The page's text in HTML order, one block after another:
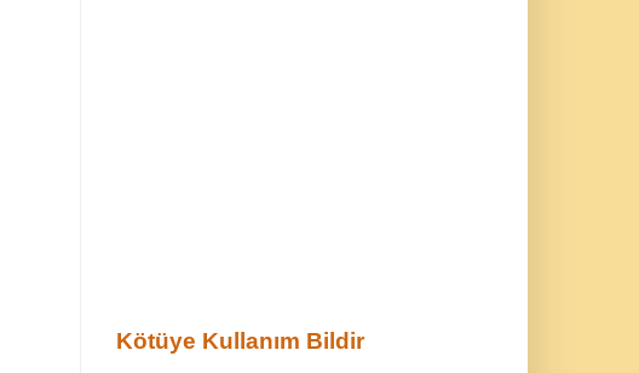
Kötüye Kullanım Bildir